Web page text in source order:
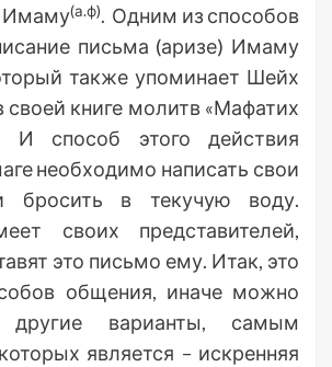
Имаму(а.ф). Одним из способов
письма (аризе) Имаму
также упоминает Шейх
книге молитв «Мафатих
И способ этого действия
необходимо написать свои
бросить в текучую воду.
своих представителей,
это письмо ему. Итак, это
общения, иначе можно
варианты, самым
является – искренняя